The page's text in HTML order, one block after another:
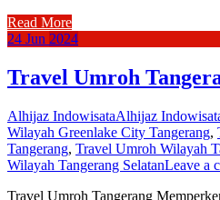
Read More
24 Jun 2024
Travel Umroh
Alhijaz IndowisataAlhijaz
Wilayah Greenlake City Tangerang,
Tangerang, Travel Umroh Wilayah
Wilayah Tangerang SelatanLeave a
Travel Umroh Tangerang